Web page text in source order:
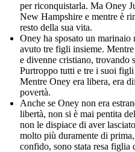
per riconquistarla. Ma Oney
New Hampshire e mentre è
resto della sua vita.
Oney ha sposato un marinaio
avuto tre figli insieme.
e divenne cristiano, trovando
Purtroppo tutti e tre i suoi
Mentre Oney era libera, era
povertà.
Anche se Oney non era
libertà, non si è mai pentita
non le dispiace di aver
molto più duramente di
confido, sono stata resa